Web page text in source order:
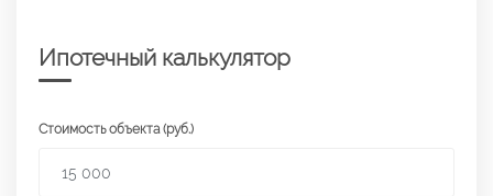
Ипотечный калькулятор
Стоимость объекта (руб.)